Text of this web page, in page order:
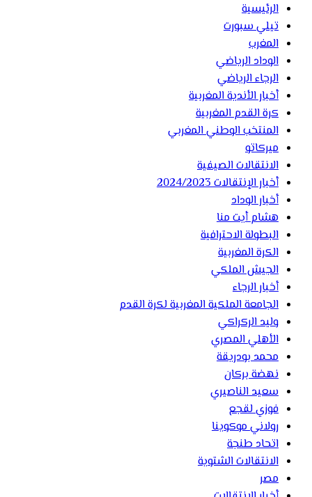
الرئيسية
تيلي سبورت
المغرب
الوداد الرياضي
الرجاء الرياضي
أخبار الأندية المغربية
كرة القدم المغربية
المنتخب الوطني المغربي
ميركاتو
الانتقالات الصيفية
أخبار الإنتقالات 2024/2023
أخبار الوداد
هشام أيت منا
البطولة الاحترافية
الكرة المغربية
الجيش الملكي
أخبار الرجاء
الجامعة الملكية المغربية لكرة القدم
وليد الركراكي
الأهلي المصري
محمد بودريقة
نهضة بركان
سعيد الناصيري
فوزي لقجع
رولاني موكوينا
اتحاد طنجة
الانتقالات الشتوية
مصر